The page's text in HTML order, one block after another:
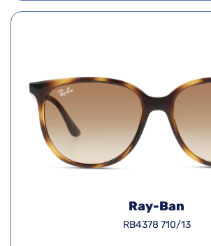
Ray-Ban
RB4378 710/13